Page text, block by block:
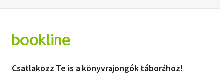
Csatlakozz Te is a könyvrajongók táborához!